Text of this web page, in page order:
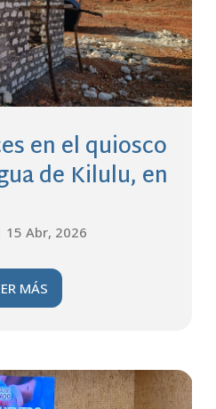
en el quiosco
de Kilulu, en
15 Abr, 2026
MÁS